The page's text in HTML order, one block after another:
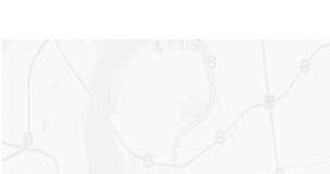
以致不能使励磁电路短路。③
动江苏康明斯柴油发电机，则
作，但接触不良。可检验该触
点是否烧蚀、脏污。⑤ 经调整
打开电源开关，若放电电流很
“电枢”和“磁场”接线柱，若放